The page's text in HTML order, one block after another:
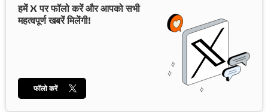
हमें X पर फॉलो करें और आपको सभी
महत्वपूर्ण खबरें मिलेंगी!
फॉलो करें